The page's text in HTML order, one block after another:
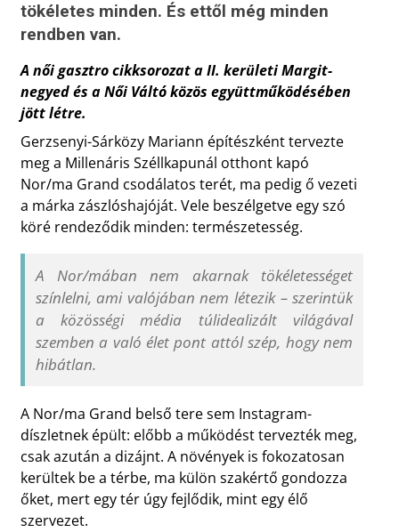
tökéletes minden. És ettől még minden
rendben van.
A női gasztro cikksorozat a II. kerületi Margit-
negyed és a Női Váltó közös együttműködésében
jött létre.
Gerzsenyi-Sárközy Mariann építészként tervezte
meg a Millenáris Széllkapunál otthont kapó
Nor/ma Grand csodálatos terét, ma pedig ő vezeti
a márka zászlóshajóját. Vele beszélgetve egy szó
köré rendeződik minden: természetesség.
A Nor/mában nem akarnak tökéletességet
színlelni, ami valójában nem létezik – szerintük
a közösségi média túlidealizált világával
szemben a való élet pont attól szép, hogy nem
hibátlan.
A Nor/ma Grand belső tere sem Instagram-
díszletnek épült: előbb a működést tervezték meg,
csak azután a dizájnt. A növények is fokozatosan
kerültek be a térbe, ma külön szakértő gondozza
őket, mert egy tér úgy fejlődik, mint egy élő
szervezet.